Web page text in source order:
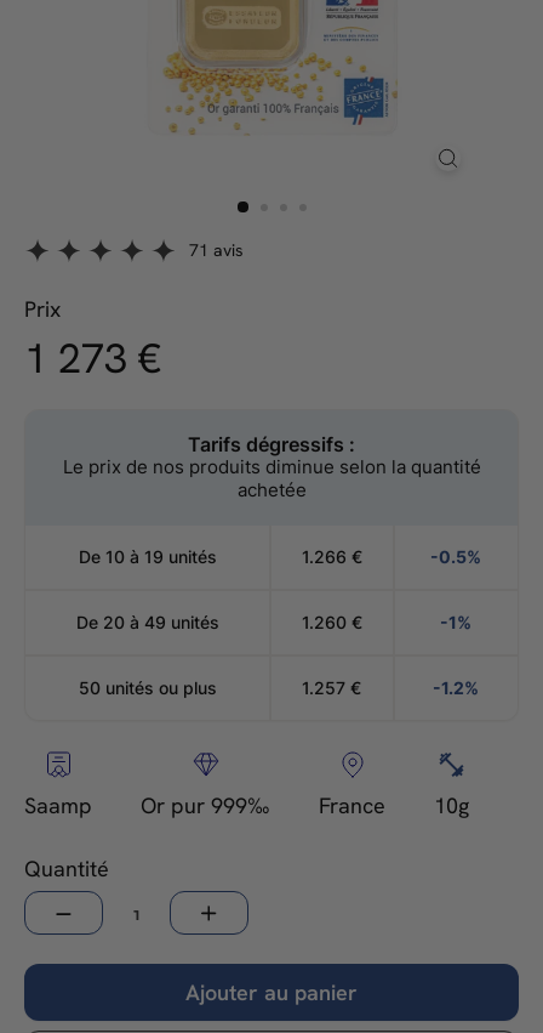
71 avis
Prix
Prix
régulier
1 273 €
Tarifs dégressifs :
Le prix de nos produits diminue selon la quantité
achetée
De 10 à 19 unités 1.266 € -0.5%
De 20 à 49 unités 1.260 € -1%
50 unités ou plus 1.257 € -1.2%
Saamp Or pur 999‰ France 10g
Quantité
− +
Ajouter au panier